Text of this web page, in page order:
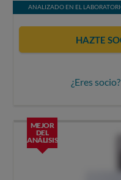
ANALIZADO EN EL
HAZTE
¿Eres
MEJOR
DEL
ANÁLISIS